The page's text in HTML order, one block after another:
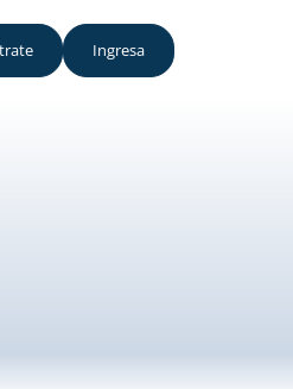
Ingresa